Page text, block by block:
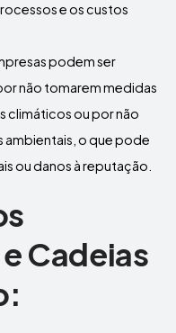
e os custos
podem ser
não tomarem medidas
climáticos ou por não
ambientais, o que pode
ou danos à reputação.
Cadeias